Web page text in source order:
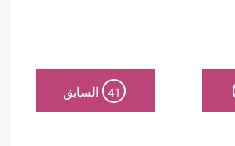
41 السابق